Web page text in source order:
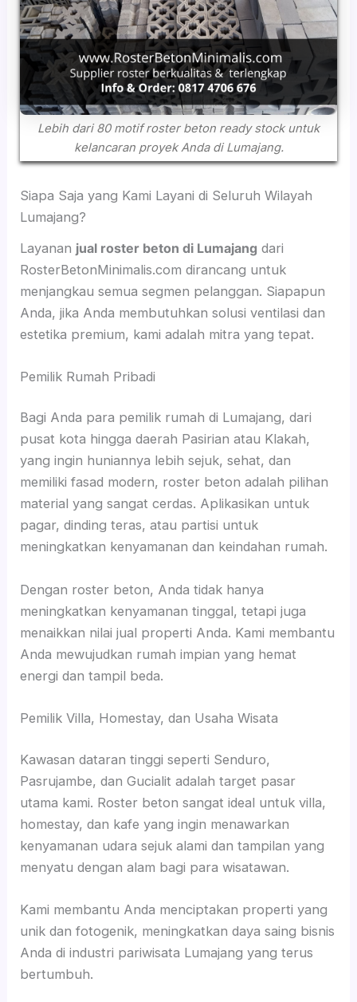
Lebih dari 80 motif roster beton ready stock untuk
kelancaran proyek Anda di Lumajang.
Siapa Saja yang Kami Layani di Seluruh Wilayah
Lumajang?
Layanan jual roster beton di Lumajang dari
RosterBetonMinimalis.com dirancang untuk
menjangkau semua segmen pelanggan. Siapapun
Anda, jika Anda membutuhkan solusi ventilasi dan
estetika premium, kami adalah mitra yang tepat.
Pemilik Rumah Pribadi
Bagi Anda para pemilik rumah di Lumajang, dari
pusat kota hingga daerah Pasirian atau Klakah,
yang ingin huniannya lebih sejuk, sehat, dan
memiliki fasad modern, roster beton adalah pilihan
material yang sangat cerdas. Aplikasikan untuk
pagar, dinding teras, atau partisi untuk
meningkatkan kenyamanan dan keindahan rumah.
Dengan roster beton, Anda tidak hanya
meningkatkan kenyamanan tinggal, tetapi juga
menaikkan nilai jual properti Anda. Kami membantu
Anda mewujudkan rumah impian yang hemat
energi dan tampil beda.
Pemilik Villa, Homestay, dan Usaha Wisata
Kawasan dataran tinggi seperti Senduro,
Pasrujambe, dan Gucialit adalah target pasar
utama kami. Roster beton sangat ideal untuk villa,
homestay, dan kafe yang ingin menawarkan
kenyamanan udara sejuk alami dan tampilan yang
menyatu dengan alam bagi para wisatawan.
Kami membantu Anda menciptakan properti yang
unik dan fotogenik, meningkatkan daya saing bisnis
Anda di industri pariwisata Lumajang yang terus
bertumbuh.